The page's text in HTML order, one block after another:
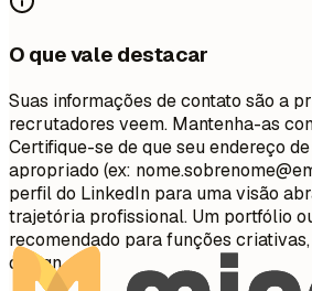
O que vale destacar
Suas informações de contato são a
recrutadores veem. Mantenha-as
Certifique-se de que seu endereço
apropriado (ex:
perfil do LinkedIn para uma visão
trajetória profissional. Um portfólio
recomendado para funções
design.